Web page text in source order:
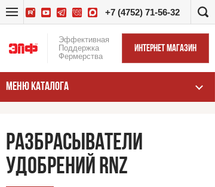
+7 (4752) 71-56-32
Эффективная
Поддержка
Фермерства
ИНТЕРНЕТ МАГАЗИН
МЕНЮ КАТАЛОГА
РАЗБРАСЫВАТЕЛИ
УДОБРЕНИЙ RNZ